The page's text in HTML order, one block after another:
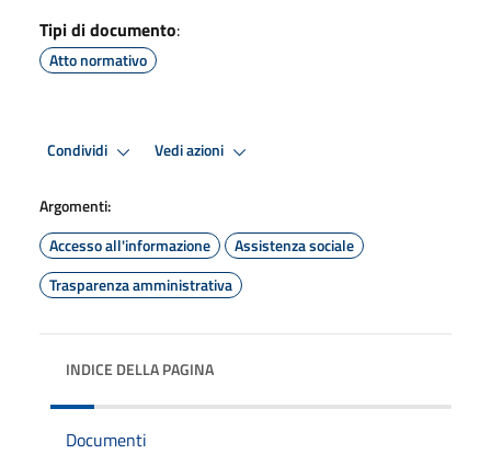
Tipi di documento:
Atto normativo
Condividi Vedi azioni
Argomenti:
Accesso all'informazione
Assistenza sociale
Trasparenza amministrativa
INDICE DELLA PAGINA
Documenti